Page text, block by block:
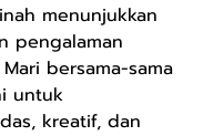
menunjukkan
pengalaman
bersama-sama
untuk
kreatif, dan